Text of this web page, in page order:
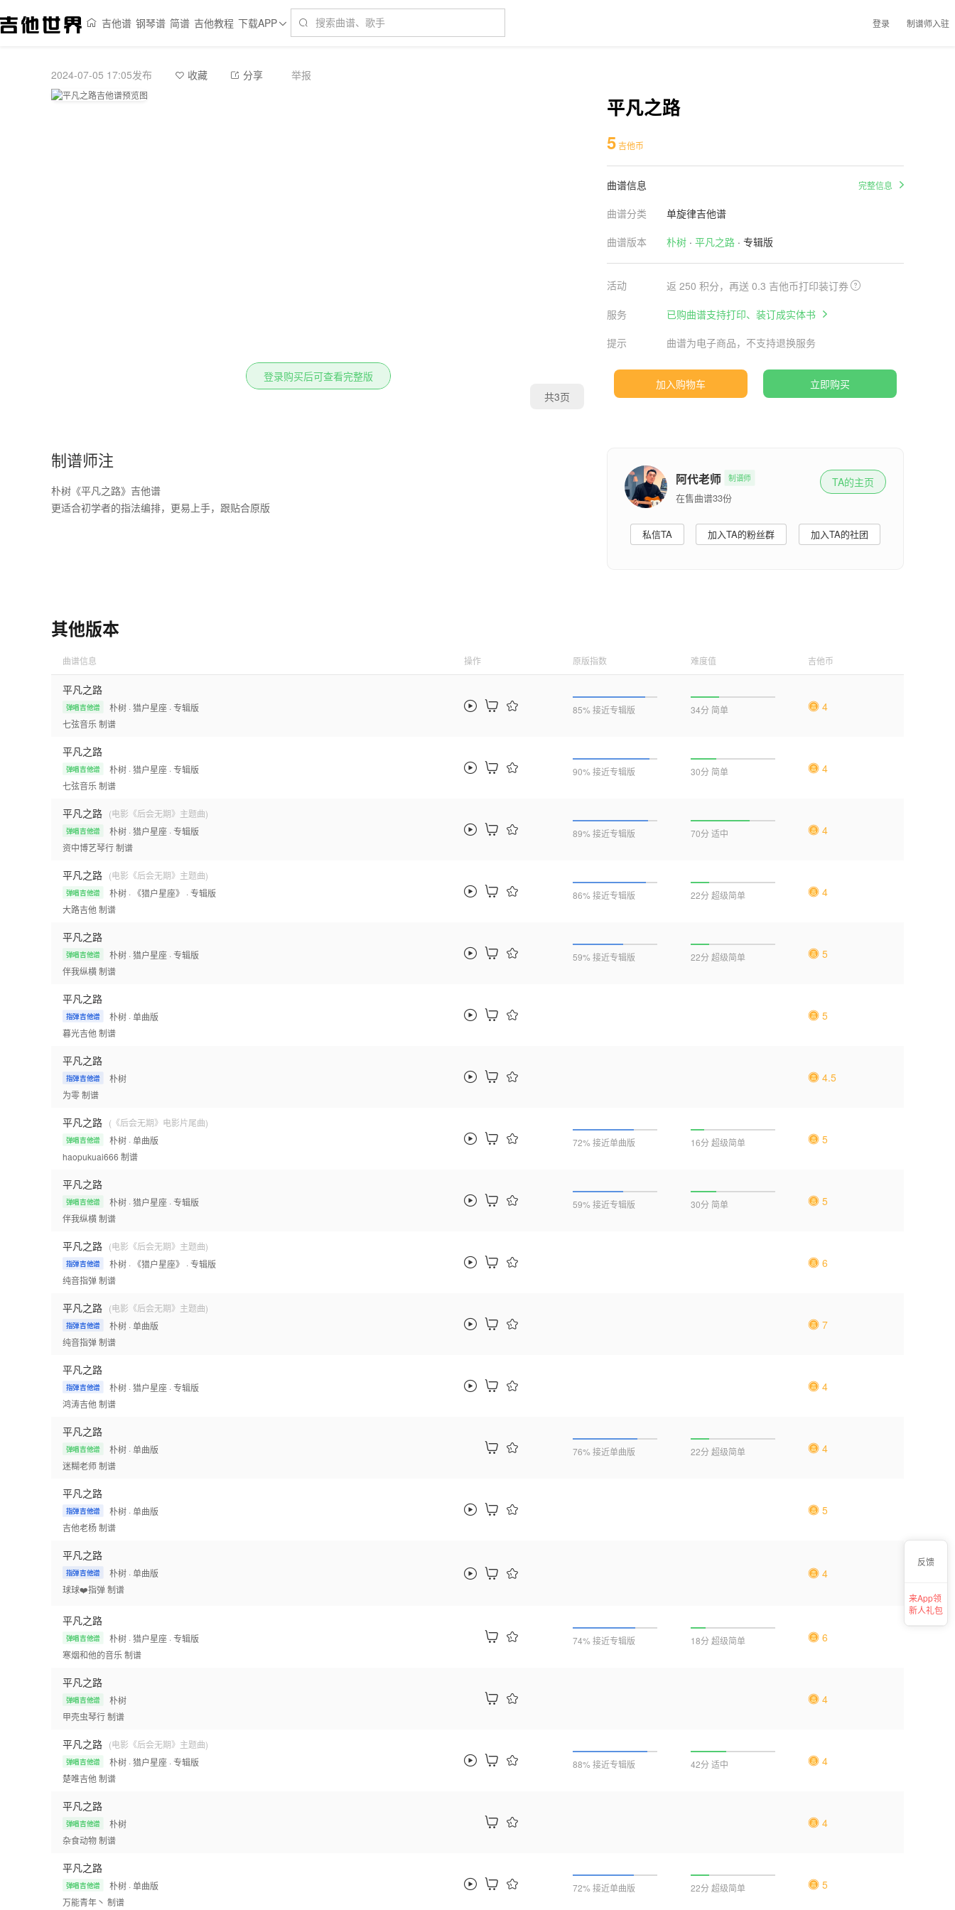
吉他谱 钢琴谱 简谱 吉他教程 下载APP 登录 制谱师入驻
2024-07-05 17:05发布 收藏 分享 举报
共3页
登录购买后可查看完整版
平凡之路
5吉他币
曲谱信息 完整信息
曲谱分类
单旋律吉他谱
曲谱版本
朴树· 平凡之路· 专辑版
活动 返 250 积分，再送 0.3 吉他币打印装订券
服务
已购曲谱支持打印、装订成实体书
提示
曲谱为电子商品，不支持退换服务
加入购物车 立即购买
制谱师注
朴树《平凡之路》吉他谱
更适合初学者的指法编排，更易上手，跟贴合原版
阿代老师 制谱师
在售曲谱33份
TA的主页
私信TA 加入TA的粉丝群 加入TA的社团
其他版本
曲谱信息 操作 原版指数 难度值 吉他币
平凡之路
弹唱吉他谱 朴树 · 猎户星座 · 专辑版
七弦音乐 制谱
85% 接近专辑版 34分 简单 4
平凡之路
弹唱吉他谱 朴树 · 猎户星座 · 专辑版
七弦音乐 制谱
90% 接近专辑版 30分 简单 4
平凡之路 (电影《后会无期》主题曲)
弹唱吉他谱 朴树 · 猎户星座 · 专辑版
资中博艺琴行制谱
89% 接近专辑版 70分 适中 4
平凡之路 (电影《后会无期》主题曲)
弹唱吉他谱 朴树 · 《猎户星座》 · 专辑版
大路吉他制谱
86% 接近专辑版 22分 超级简单 4
平凡之路
弹唱吉他谱 朴树 · 猎户星座 · 专辑版
伴我纵横制谱
59% 接近专辑版 22分 超级简单 5
平凡之路
指弹吉他谱 朴树 · 单曲版
暮光吉他制谱
5
平凡之路
指弹吉他谱
朴树
为零制谱
4.5
平凡之路 (《后会无期》电影片尾曲)
弹唱吉他谱 朴树 · 单曲版
haopukuai666 制谱
72% 接近单曲版 16分 超级简单 5
平凡之路
弹唱吉他谱 朴树 · 猎户星座 · 专辑版
伴我纵横制谱
59% 接近专辑版 30分 简单 5
平凡之路 (电影《后会无期》主题曲)
指弹吉他谱 朴树 · 《猎户星座》 · 专辑版
纯音指弹制谱
6
平凡之路 (电影《后会无期》主题曲)
指弹吉他谱 朴树 · 单曲版
纯音指弹制谱
7
平凡之路
指弹吉他谱 朴树 · 猎户星座 · 专辑版
鸿涛吉他制谱
4
平凡之路
弹唱吉他谱 朴树 · 单曲版
迷糊老师制谱
76% 接近单曲版 22分 超级简单 4
平凡之路
指弹吉他谱 朴树 · 单曲版
吉他老杨制谱
5
平凡之路
指弹吉他谱 朴树 · 单曲版
球球❤️指弹制谱
4
平凡之路
弹唱吉他谱 朴树 · 猎户星座 · 专辑版
寒烟和他的音乐 制谱
74% 接近专辑版 18分 超级简单 6
平凡之路
弹唱吉他谱
朴树
甲壳虫琴行制谱
4
平凡之路 (电影《后会无期》主题曲)
弹唱吉他谱 朴树 · 猎户星座 · 专辑版
楚唯吉他制谱
88% 接近专辑版 42分 适中 4
平凡之路
弹唱吉他谱
朴树
杂食动物制谱
4
平凡之路
弹唱吉他谱 朴树 · 单曲版
万能青年丶 制谱
72% 接近单曲版 22分 超级简单 5
反馈
来App领
新人礼包